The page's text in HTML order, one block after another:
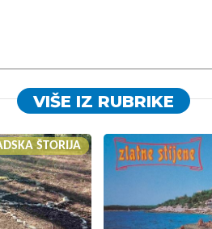
VIŠE IZ RUBRIKE
ŠTORIJA